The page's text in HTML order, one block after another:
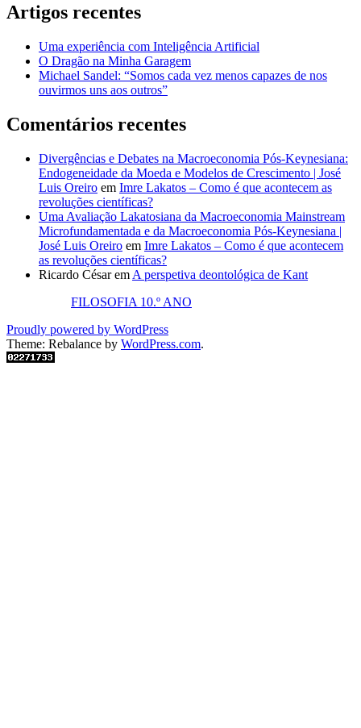
Artigos recentes
Uma experiência com Inteligência Artificial
O Dragão na Minha Garagem
Michael Sandel: “Somos cada vez menos capazes de nos
ouvirmos uns aos outros”
Comentários recentes
Divergências e Debates na Macroeconomia Pós-Keynesiana:
Endogeneidade da Moeda e Modelos de Crescimento | José
Luis Oreiro em Imre Lakatos – Como é que acontecem as
revoluções científicas?
Uma Avaliação Lakatosiana da Macroeconomia Mainstream
Microfundamentada e da Macroeconomia Pós-Keynesiana |
José Luis Oreiro em Imre Lakatos – Como é que acontecem
as revoluções científicas?
Ricardo Césarem A perspetiva deontológica de Kant
FILOSOFIA 10.º ANO
Proudly powered by WordPress
Theme: Rebalance by WordPress.com.